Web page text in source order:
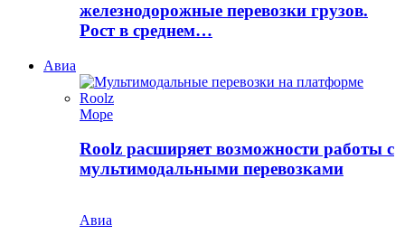
железнодорожные перевозки грузов.
Рост в среднем…
Авиа
Море
Roolz расширяет возможности работы с
мультимодальными перевозками
Авиа